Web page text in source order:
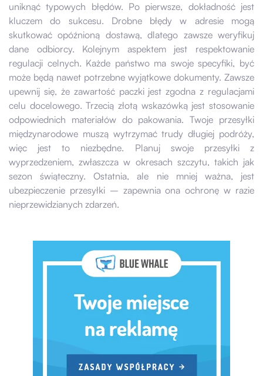
uniknąć typowych błędów. Po pierwsze, dokładność jest
kluczem do sukcesu. Drobne błędy w adresie mogą
skutkować opóźnioną dostawą, dlatego zawsze weryfikuj
dane odbiorcy. Kolejnym aspektem jest respektowanie
regulacji celnych. Każde państwo ma swoje specyfiki, być
może będą nawet potrzebne wyjątkowe dokumenty. Zawsze
upewnij się, że zawartość paczki jest zgodna z regulacjami
celu docelowego. Trzecią złotą wskazówką jest stosowanie
odpowiednich materiałów do pakowania. Twoje przesyłki
międzynarodowe muszą wytrzymać trudy długiej podróży,
więc jest to niezbędne. Planuj swoje przesyłki z
wyprzedzeniem, zwłaszcza w okresach szczytu, takich jak
sezon świąteczny. Ostatnia, ale nie mniej ważna, jest
ubezpieczenie przesyłki – zapewnia ona ochronę w razie
nieprzewidzianych zdarzeń.